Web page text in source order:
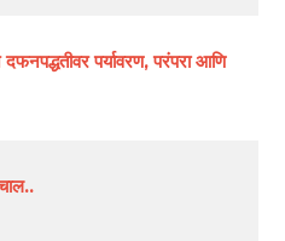
पर्यावरण, परंपरा आणि